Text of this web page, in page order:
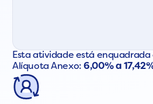
Esta atividade está
Alíquota Anexo:6,00% a